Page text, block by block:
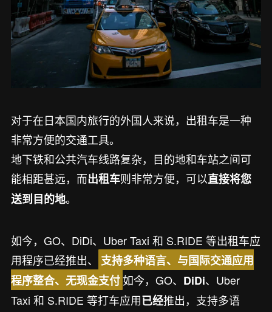
对于在日本国内旅行的外国人来说，出租车是一种
非常方便的交通工具。
地下铁和公共汽车线路复杂，目的地和车站之间可
能相距甚远，而出租车则非常方便，可以直接将您
送到目的地。
如今，GO、DiDi、Uber Taxi 和 S.RIDE 等出租车应
用程序已经推出、
支持多种语言、与国际交通应用
程序整合、无现金支付如今，GO、 DiDi、Uber
Taxi 和 S.RIDE 等打车应用已经推出，支持多语